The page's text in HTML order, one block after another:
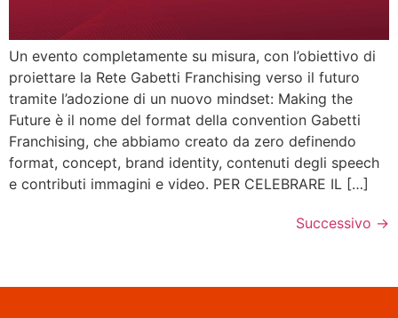
Un evento completamente su misura, con l’obiettivo di
proiettare la Rete Gabetti Franchising verso il futuro
tramite l’adozione di un nuovo mindset: Making the
Future è il nome del format della convention Gabetti
Franchising, che abbiamo creato da zero definendo
format, concept, brand identity, contenuti degli speech
e contributi immagini e video. PER CELEBRARE IL […]
Successivo →